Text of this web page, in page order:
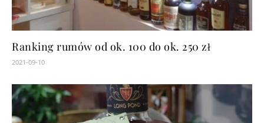
Ranking rumów od ok. 100 do ok. 250 zł
2021-09-10